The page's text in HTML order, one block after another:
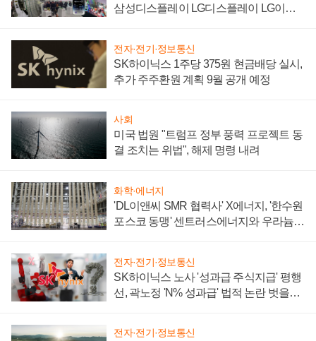
삼성디스플레이 LG디스플레이 LG이노
전자·전기·정보통신
SK하이닉스 1주당 375원 현금배당 실시,
추가 주주환원 계획 9월 공개 예정
사회
미국 법원 "트럼프 정부 풍력 프로젝트 동
결 조치는 위법", 해제 명령 내려
화학·에너지
'DL이앤씨 SMR 협력사' X에너지, '한수원
포스코 동맹' 센트러스에너지와 우라늄
전자·전기·정보통신
SK하이닉스 노사 '성과급 주식지급' 평행
선, 곽노정 'N% 성과급' 법적 논란 벗을지
전자·전기·정보통신